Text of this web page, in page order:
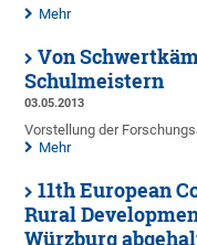
Mehr
Von
Schulmeistern
03.05.2013
Vorstellung der
Mehr
11th European
Rural
Würzburg